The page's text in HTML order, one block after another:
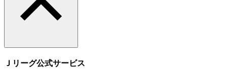
Ｊリーグ公式サービス